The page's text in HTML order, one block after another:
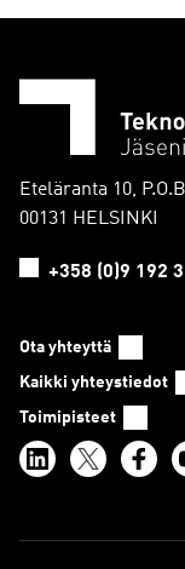
Eteläranta 10,
00131 HELSINKI
+358 (0)9 192
Ota yhteyttä
Kaikki yhteystiedot
Toimipisteet